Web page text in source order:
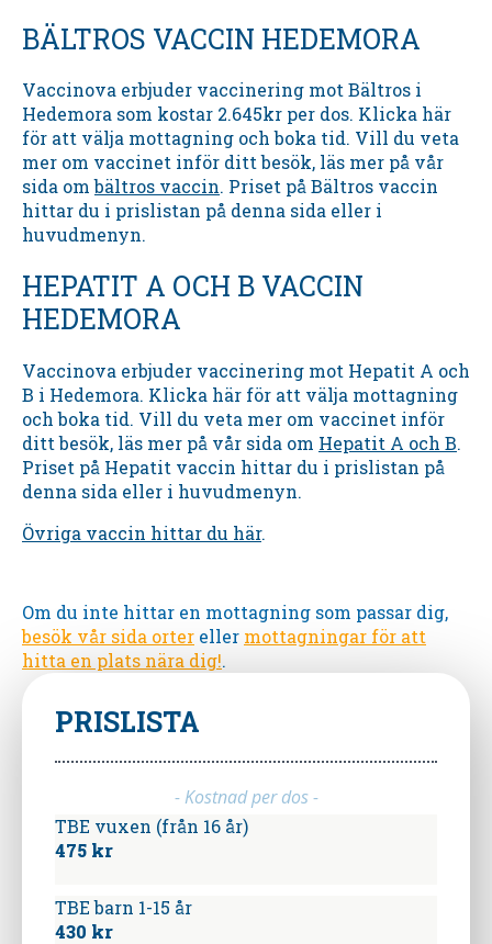
BÄLTROS VACCIN HEDEMORA
Vaccinova erbjuder vaccinering mot Bältros i
Hedemora som kostar 2.645kr per dos. Klicka här
för att välja mottagning och boka tid. Vill du veta
mer om vaccinet inför ditt besök, läs mer på vår
sida ombältros vaccin. Priset på Bältros vaccin
hittar du i prislistan på denna sida eller i
huvudmenyn.
HEPATIT A OCH B VACCIN
HEDEMORA
Vaccinova erbjuder vaccinering mot Hepatit A och
B i Hedemora. Klicka här för att välja mottagning
och boka tid. Vill du veta mer om vaccinet inför
ditt besök, läs mer på vår sida om Hepatit A och B.
Priset på Hepatit vaccin hittar du i prislistan på
denna sida eller i huvudmenyn.
Övriga vaccin hittar du här.
Om du inte hittar en mottagning som passar dig,
besök vår sida orter eller mottagningar för att
hitta en plats nära dig!.
PRISLISTA
- Kostnad per dos -
TBE vuxen (från 16 år)
475 kr
TBE barn 1-15 år
430 kr